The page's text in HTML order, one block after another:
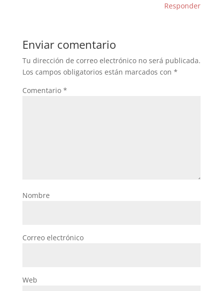
Responder
Enviar comentario
Tu dirección de correo electrónico no será publicada.
Los campos obligatorios están marcados con *
Comentario *
Nombre
Correo electrónico
Web